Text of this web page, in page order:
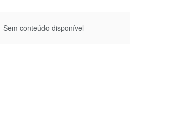
Sem conteúdo disponível